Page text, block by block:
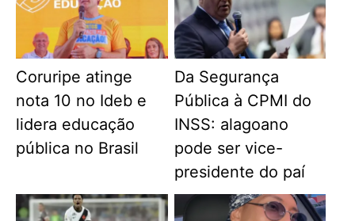
Coruripe atinge
nota 10 no Ideb e
lidera educação
pública no Brasil
Da Segurança
Pública à CPMI do
INSS: alagoano
pode ser vice-
presidente do paí